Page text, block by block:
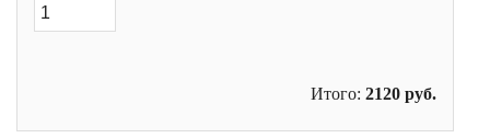
Итого: 2120 руб.